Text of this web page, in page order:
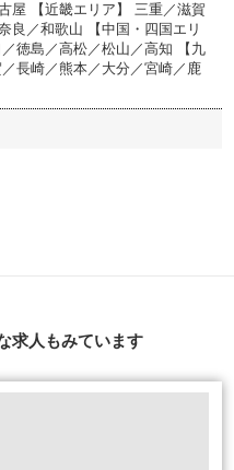
屋 【近畿エリア】 三重／滋賀
良／和歌山 【中国・四国エリ
徳島／高松／松山／高知 【九
長崎／熊本／大分／宮崎／鹿
求人もみています